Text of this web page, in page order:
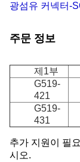
광섬유 커넥터-
주문 정보
제1부
G519-
421
G519-
431
추가 지원이 필
시오.